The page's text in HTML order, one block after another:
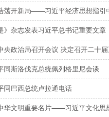
荡开新局——习近平经济思想指引
》杂志发表习近平总书记重要文
同斯洛伐克总统佩列格里尼会谈
同巴西总统卢拉通电话